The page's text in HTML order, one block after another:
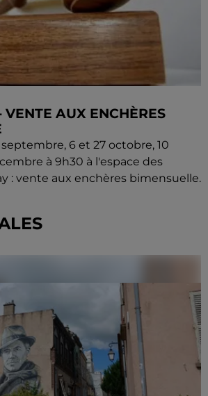
VENTE AUX ENCHÈRES
septembre, 6 et 27 octobre, 10
à 9h30 à l'espace des
: vente aux enchères bimensuelle.